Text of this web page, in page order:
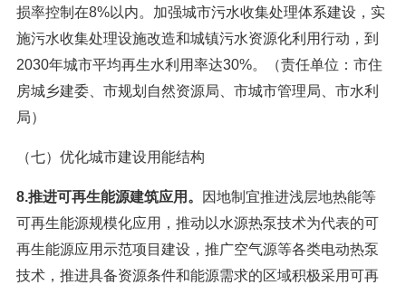
损率控制在8%以内。加强城市污水收集处理体系建设，实
施污水收集处理设施改造和城镇污水资源化利用行动，到
2030年城市平均再生水利用率达30%。（责任单位：市住
房城乡建委、市规划自然资源局、市城市管理局、市水利
局）
（七）优化城市建设用能结构
8.推进可再生能源建筑应用。
因地制宜推进浅层地热能等
可再生能源规模化应用，推动以水源热泵技术为代表的可
再生能源应用示范项目建设，推广空气源等各类电动热泵
技术，推进具备资源条件和能源需求的区域积极采用可再